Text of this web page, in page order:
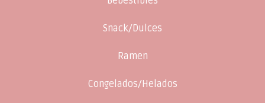
Snack/Dulces
Ramen
Congelados/Helados